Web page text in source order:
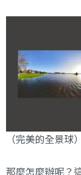
（完美的全景球）
那麼怎麼辦呢？